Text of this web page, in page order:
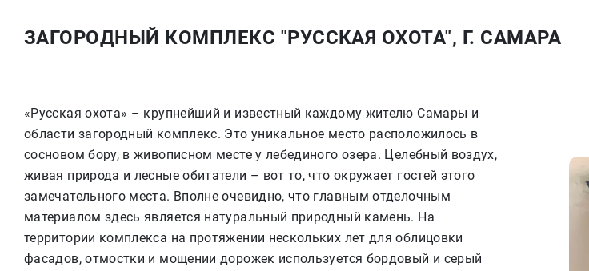
ЗАГОРОДНЫЙ КОМПЛЕКС "РУССКАЯ ОХОТА", Г. САМАРА
«Русская охота» – крупнейший и известный каждому жителю Самары и
области загородный комплекс. Это уникальное место расположилось в
сосновом бору, в живописном месте у лебединого озера. Целебный воздух,
живая природа и лесные обитатели – вот то, что окружает гостей этого
замечательного места. Вполне очевидно, что главным отделочным
материалом здесь является натуральный природный камень. На
территории комплекса на протяжении нескольких лет для облицовки
фасадов, отмостки и мощении дорожек используется бордовый и серый